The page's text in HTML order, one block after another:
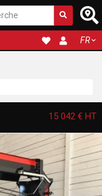
FR
15 042 € HT